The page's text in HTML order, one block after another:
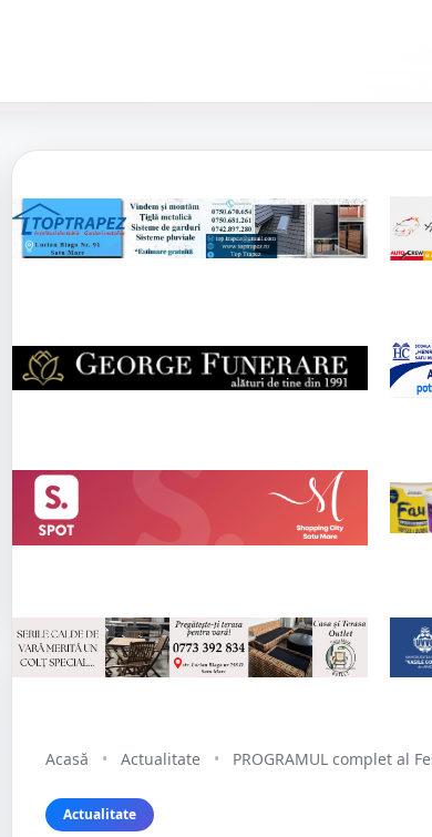
Acasă • Actualitate • PROGRAMUL complet al
Actualitate